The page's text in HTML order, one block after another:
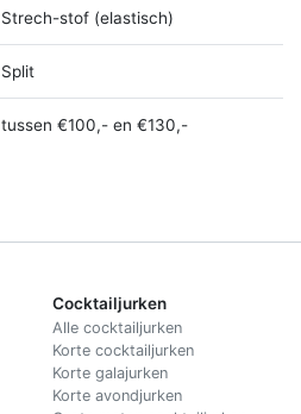
Strech-stof (elastisch)
Split
tussen €100,- en €130,-
Cocktailjurken
Alle cocktailjurken
Korte cocktailjurken
Korte galajurken
Korte avondjurken